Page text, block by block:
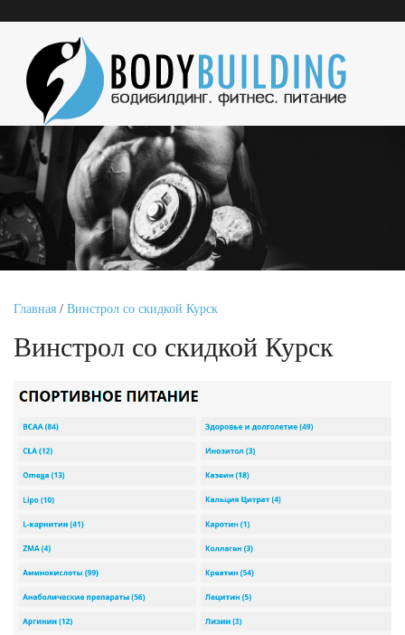
Главная / Винстрол со скидкой Курск
Винстрол со скидкой Курск